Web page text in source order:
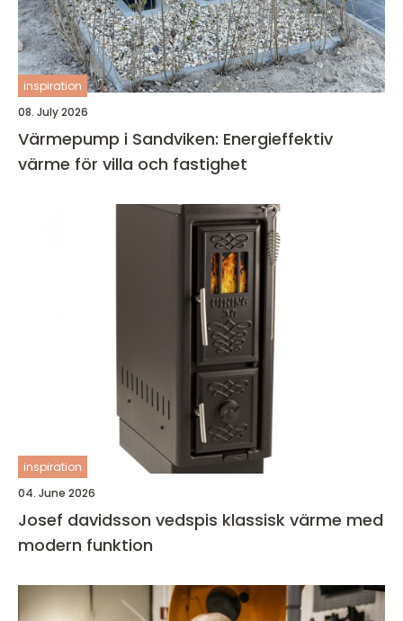
inspiration
08. July 2026
Värmepump i Sandviken: Energieffektiv
värme för villa och fastighet
inspiration
04. June 2026
Josef davidsson vedspis klassisk värme med
modern funktion